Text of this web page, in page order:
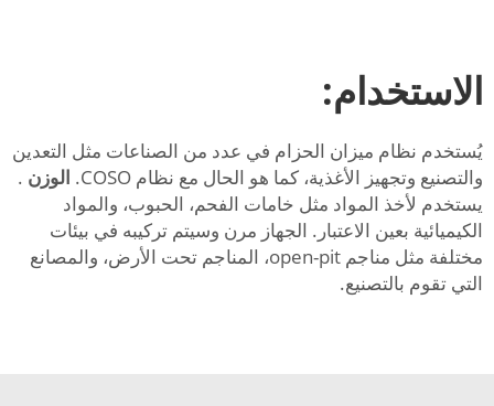
الاستخدام:
يُستخدم نظام ميزان الحزام في عدد من الصناعات مثل التعدين
والتصنيع وتجهيز الأغذية، كما هو الحال مع نظام COSO.
الوزن .
يستخدم لأخذ المواد مثل خامات الفحم، الحبوب، والمواد
الكيميائية بعين الاعتبار. الجهاز مرن وسيتم تركيبه في بيئات
مختلفة مثل مناجم open-pit، المناجم تحت الأرض، والمصانع
التي تقوم بالتصنيع.